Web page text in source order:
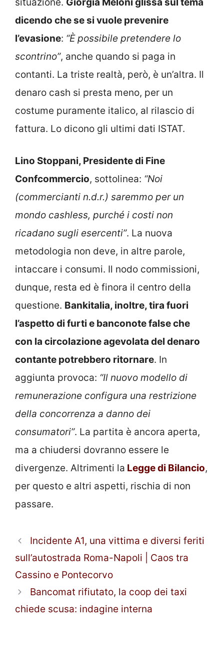
dicendo che se si vuole prevenire
l’evasione: “È possibile pretendere lo
scontrino”, anche quando si paga in
contanti. La triste realtà, però, è un’altra. Il
denaro cash si presta meno, per un
costume puramente italico, al rilascio di
fattura. Lo dicono gli ultimi dati ISTAT.
Lino Stoppani, Presidente di Fine
Confcommercio, sottolinea: “Noi
(commercianti n.d.r.) saremmo per un
mondo cashless, purché i costi non
ricadano sugli esercenti”. La nuova
metodologia non deve, in altre parole,
intaccare i consumi. Il nodo commissioni,
dunque, resta ed è finora il centro della
questione. Bankitalia, inoltre, tira fuori
l’aspetto di furti e banconote false che
con la circolazione agevolata del denaro
contante potrebbero ritornare. In
aggiunta provoca: “Il nuovo modello di
remunerazione configura una restrizione
della concorrenza a danno dei
consumatori”. La partita è ancora aperta,
ma a chiudersi dovranno essere le
divergenze. Altrimenti la Legge di Bilancio,
per questo e altri aspetti, rischia di non
passare.
Incidente A1, una vittima e diversi feriti
sull’autostrada Roma-Napoli | Caos tra
Cassino e Pontecorvo
Bancomat rifiutato, la coop dei taxi
chiede scusa: indagine interna